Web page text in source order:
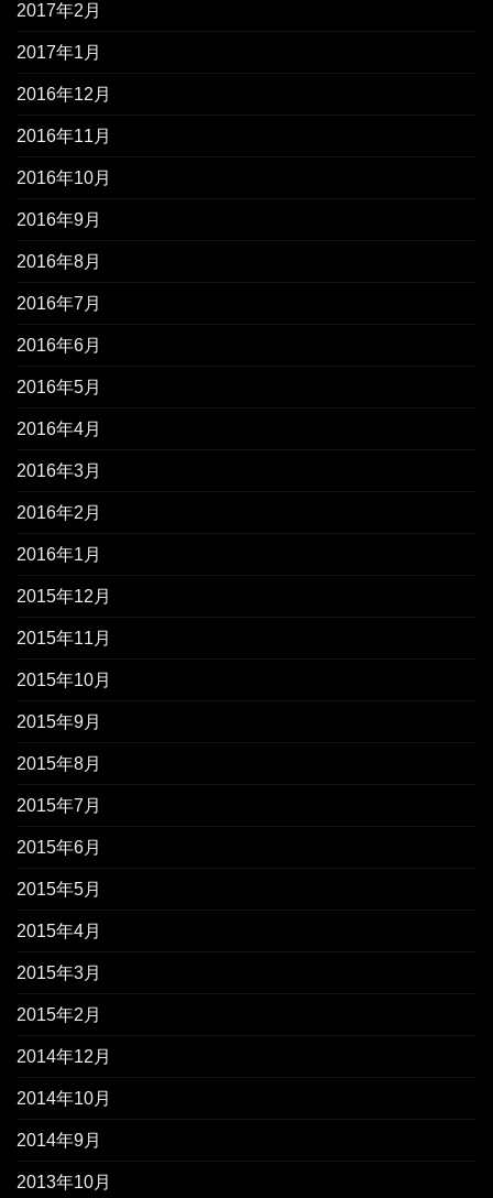
2017年2月
2017年1月
2016年12月
2016年11月
2016年10月
2016年9月
2016年8月
2016年7月
2016年6月
2016年5月
2016年4月
2016年3月
2016年2月
2016年1月
2015年12月
2015年11月
2015年10月
2015年9月
2015年8月
2015年7月
2015年6月
2015年5月
2015年4月
2015年3月
2015年2月
2014年12月
2014年10月
2014年9月
2013年10月